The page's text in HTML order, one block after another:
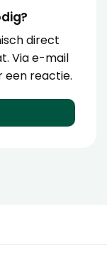
direct
Via e-mail
een reactie.